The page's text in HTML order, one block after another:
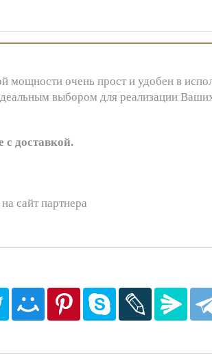
мощности очень прост и удобен в
выбором для реализации
с доставкой.
сайт партнера